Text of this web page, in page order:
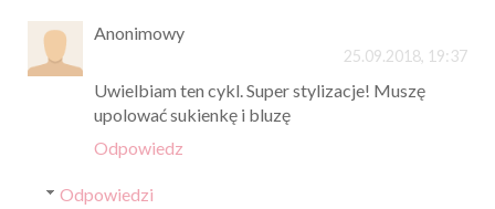
Anonimowy
25.09.2018, 19:37
Uwielbiam ten cykl. Super stylizacje! Muszę
upolować sukienkę i bluzę
Odpowiedz
Odpowiedzi